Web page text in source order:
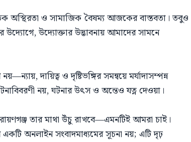
অস্থিরতা ও সামাজিক বৈষম্য আজকের বাস্তবতা। তবুও
উদ্যোক্তার উদ্ভাবনায় আমাদের সামনে
দায়িত্ব ও দৃষ্টিভঙ্গির সমন্বয়ে মর্যাদাসম্পন্ন
নয়, ঘটনার উৎস ও অন্তেও যত্ন দেওয়া।
তার মাথা উঁচু রাখবে—এমনটিই আমরা চাই।
অনলাইন সংবাদমাধ্যমের সূচনা নয়; এটি দৃঢ়